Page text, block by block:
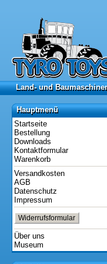
Land- und
Land- und
Hauptmenü
Hauptmenü
Startseite
Bestellung
Downloads
Kontaktformular
Warenkorb
Versandkosten
AGB
Datenschutz
Impressum
Widerrufsformular
Über uns
Museum